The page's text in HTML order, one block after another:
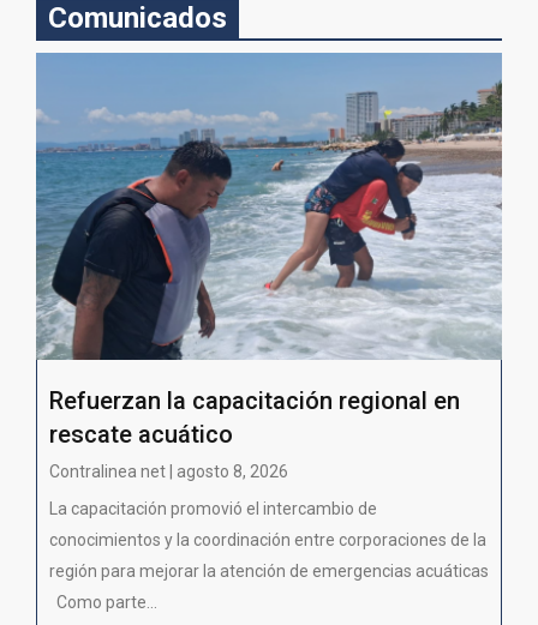
Comunicados
Refuerzan la capacitación regional en
rescate acuático
Contralinea net | agosto 8, 2026
La capacitación promovió el intercambio de
conocimientos y la coordinación entre corporaciones de la
región para mejorar la atención de emergencias acuáticas
Como parte...